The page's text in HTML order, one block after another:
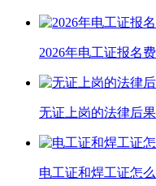
2026年电工证报名
无证上岗的法律后
电工证和焊工证怎